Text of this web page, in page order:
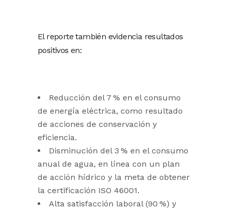
El reporte también evidencia resultados
positivos en:
Reducción del 7 % en el consumo
de energía eléctrica, como resultado
de acciones de conservación y
eficiencia.
Disminución del 3 % en el consumo
anual de agua, en línea con un plan
de acción hídrico y la meta de obtener
la certificación ISO 46001.
Alta satisfacción laboral (90 %) y